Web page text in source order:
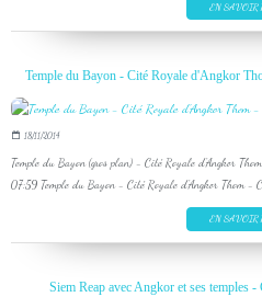
EN SAVOIR
Temple du Bayon - Cité Royale d'Angkor
18/11/2014
Temple du Bayon (gros plan) - Cité Royale d'Angkor
07:59 Temple du Bayon - Cité Royale d'Angkor Thom -
EN SAVOIR
Siem Reap avec Angkor et ses temples